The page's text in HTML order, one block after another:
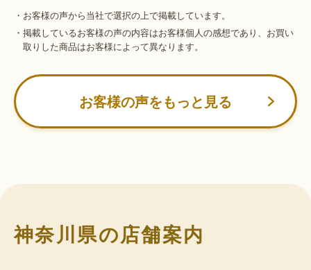
・お客様の声から当社で選択の上で掲載しています。
・掲載しているお客様の声の内容はお客様個人の感想であり、お買い
取りした商品はお客様によって異なります。
お客様の声をもっと見る
神奈川県の店舗案内